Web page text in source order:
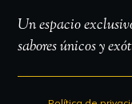
Un espacio
sabores únicos y